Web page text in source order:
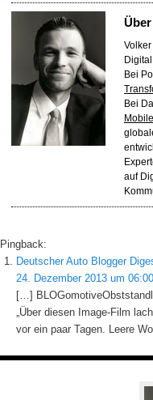
Über
Bei
Bei
auf
Pingback:
Deutscher Auto Blogger
24. Dezember 2013 um
[…]
„Über diesen Image-Film
vor ein paar Tagen. Leere